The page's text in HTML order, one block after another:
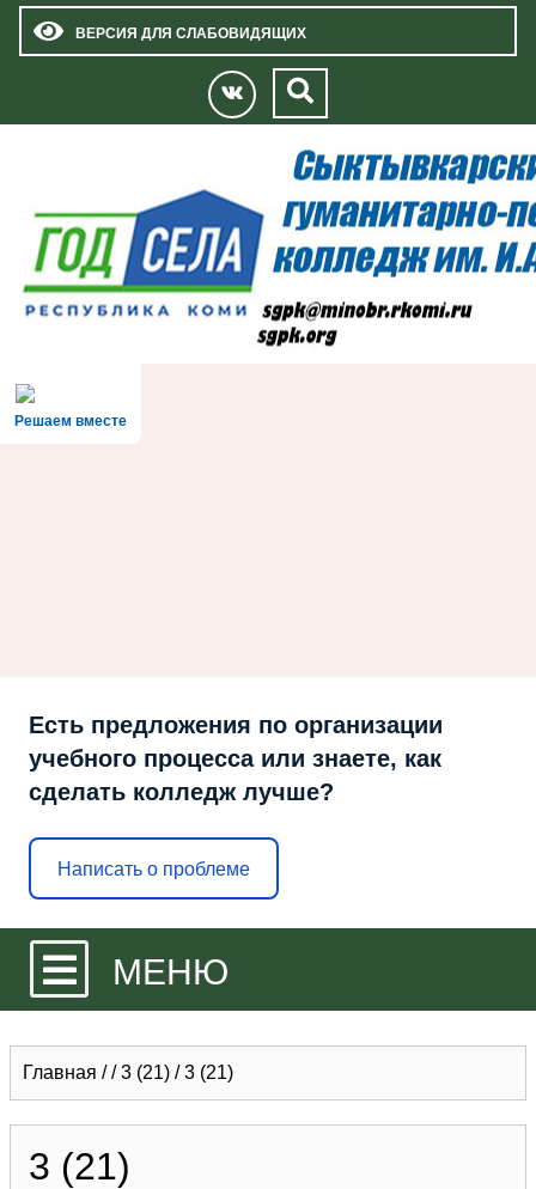
ВЕРСИЯ ДЛЯ СЛАБОВИДЯЩИХ
Решаем вместе
Есть предложения по организации
учебного процесса или знаете, как
сделать колледж лучше?
Написать о проблеме
МЕНЮ
Главная //3 (21) /3 (21)
3 (21)